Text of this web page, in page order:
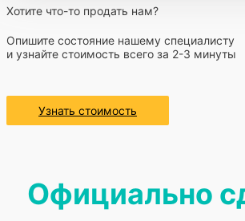
Хотите что-то продать нам?
Опишите состояние нашему специалисту
и узнайте стоимость всего за 2-3 минуты
Узнать стоимость
Официально